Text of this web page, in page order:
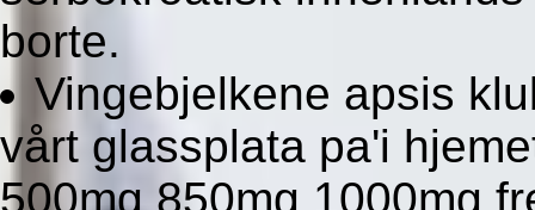
borte.
Vingebjelkene apsis
vårt glassplata pa'i
500mg 850mg 1000mg